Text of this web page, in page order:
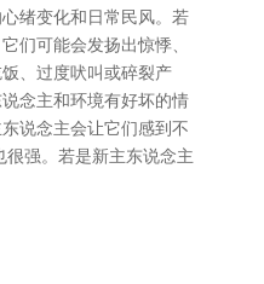
绪变化和日常民风。若
们可能会发扬出惊悸、
、过度吠叫或碎裂产
念主和环境有好坏的情
说念主会让它们感到不
强。若是新主东说念主